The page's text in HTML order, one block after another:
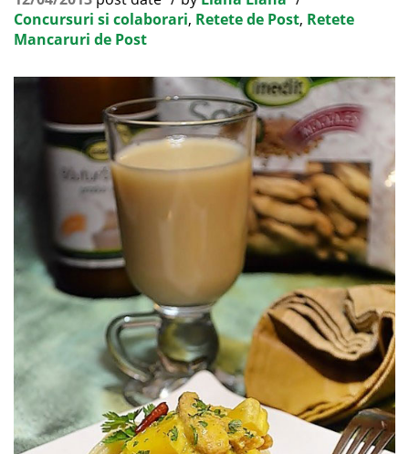
Concursuri si colaborari, Retete de Post, Retete
Mancaruri de Post